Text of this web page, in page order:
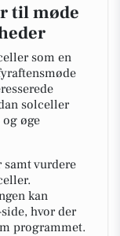
til møde
som en
solceller
øge
samt vurdere
kan
hvor der
programmet.